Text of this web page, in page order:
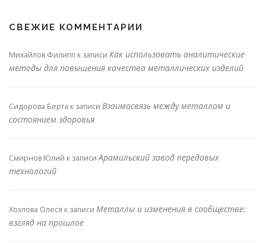
СВЕЖИЕ КОММЕНТАРИИ
Михайлов Филипп к записи Как использовать аналитические
методы для повышения качества металлических изделий
Сидорова Берта к записи Взаимосвязь между металлом и
состоянием здоровья
Смирнов Юлий к записиАрамильский завод передовых
технологий
Хохлова Олеся к записи Металлы и изменения в сообществе:
взгляд на прошлое